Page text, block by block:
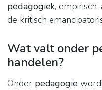
pedagogiek,
de kritisch
Wat valt onder
handelen?
Onder pedagogie